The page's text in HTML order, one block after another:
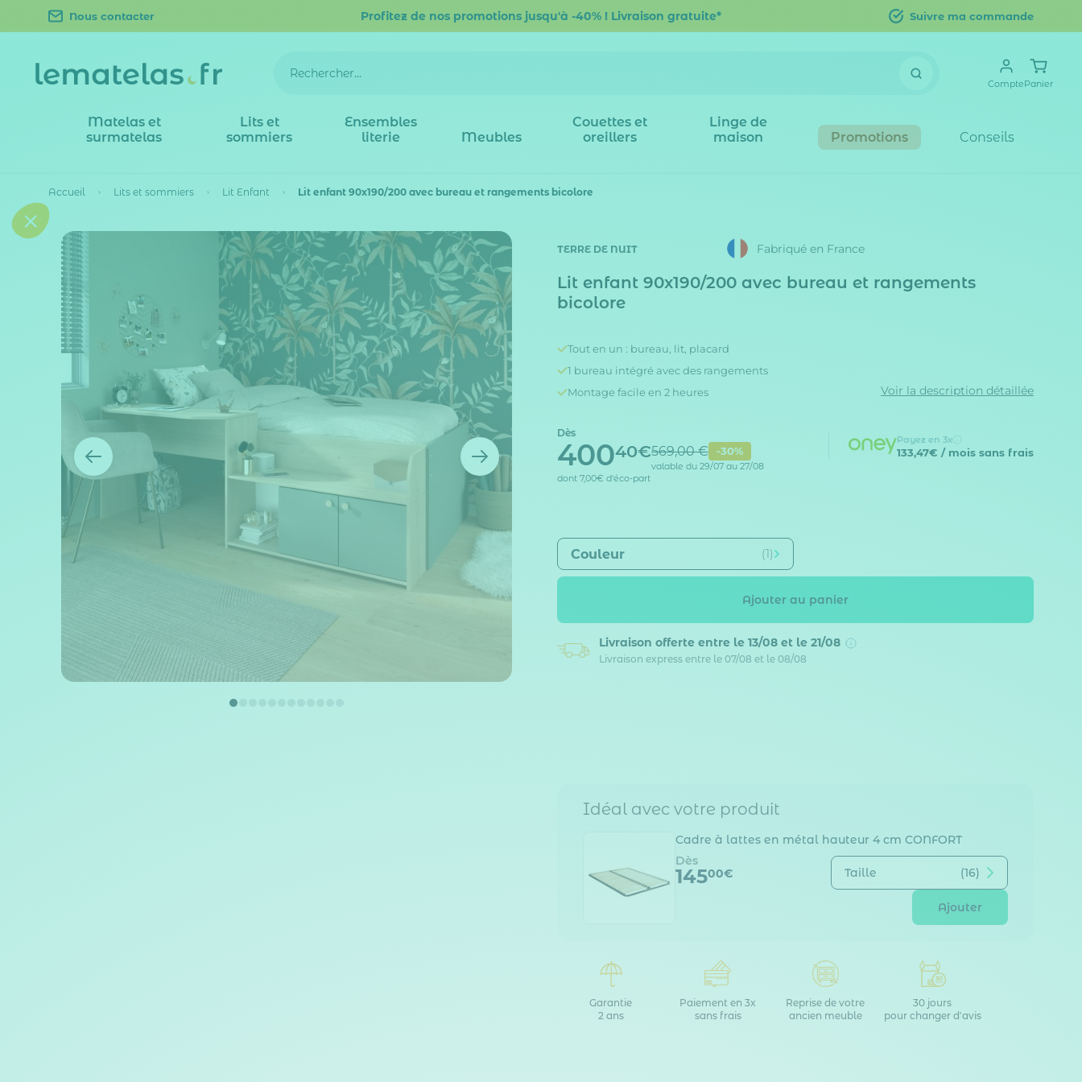
Nous contacter Profitez de nos promotions jusqu'à -40% ! Livraison gratuite* Suivre ma commande
ComptePanier
Matelas et
surmatelas
Lits et
sommiers
Ensembles
literie
Meubles
Couettes et
oreillers
Linge de
maison
Promotions Conseils
Accueil Lits et sommiers Lit Enfant Lit enfant 90x190/200 avec bureau et rangements bicolore
TERRE DE NUIT Fabriqué en France
Lit enfant 90x190/200 avec bureau et rangements
bicolore
Tout en un : bureau, lit, placard
1 bureau intégré avec des rangements
Montage facile en 2 heures
Voir la description détaillée
Dès
40040€
dont 7,00€ d'éco-part
569,00 € -30%
valable du 29/07 au 27/08
Payez en 3x
133,47€ / mois sans frais
Couleur (1)
Ajouter au panier
Livraison offerte entre le 13/08 et le 21/08
Livraison express entre le 07/08 et le 08/08
Idéal avec votre produit
Cadre à lattes en métal hauteur 4 cm CONFORT
Dès
14500€ Taille (16)
Ajouter
Garantie
2 ans
Paiement en 3x
sans frais
Reprise de votre
ancien meuble
30 jours
pour changer d'avis